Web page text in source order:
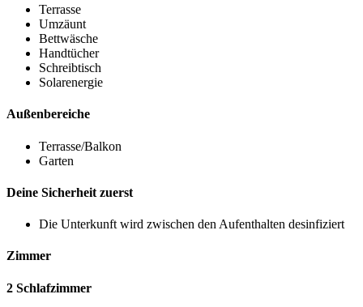
Terrasse
Umzäunt
Bettwäsche
Handtücher
Schreibtisch
Solarenergie
Außenbereiche
Terrasse/Balkon
Garten
Deine Sicherheit zuerst
Die Unterkunft wird zwischen den Aufenthalten desinfiziert
Zimmer
2 Schlafzimmer